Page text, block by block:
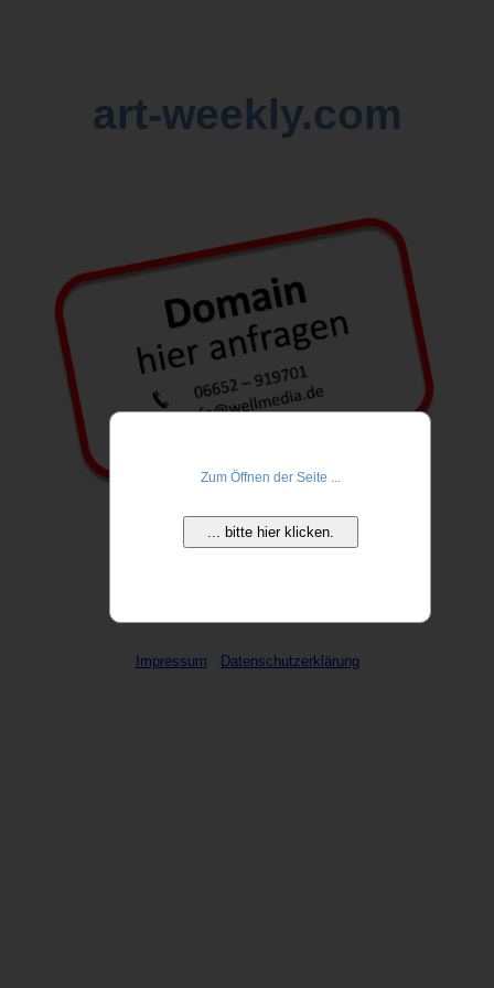
art-weekly.com
Impressum Datenschutzerklärung
Zum Öffnen der Seite ...
... bitte hier klicken.